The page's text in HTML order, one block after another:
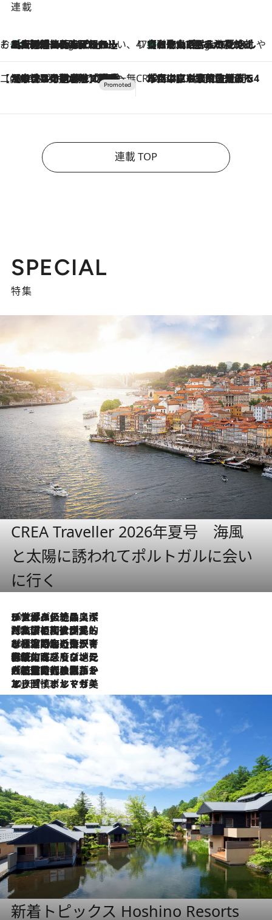
連載
そおだよおこの関西おいしい、おやつ紀行5 Hours Ago
［大阪府箕面市］一皿一皿目の前で仕上げられる、料理を巧みに組み込んだアシェットデセールコース「ミチル アシェット デセール（Michiru assiette dessert）」 47都道府県の手みやげ ひんやりスイーツで夏を満喫
5 Hours Ago
【和歌山県】この夏絶対食べたい 冷やしておいしいおやつ3選 みかんがごろっと丸ごと入ったジュレ
【CREA×星野リゾート】唯一無二。癒しと発見が待つ場所へ
2026.8.7
【トンボの足水浴】ヒノキの香りに包まれて涼感マックス！約13℃の湧水かけ流しを避暑地「星野温泉 トンボの湯」で体験 CREA'S CHOICE
2026.8.7
「立川にも歌舞伎があるんだよ」 片岡仁左衛門・市川中車ら豪華座組みで4年目の立川立飛歌舞伎へ
連載 TOP
SPECIAL
特集
CREA Traveller 2026年夏号 海風
と太陽に誘われてポルトガルに会い
に行く
2026.8.8
リスボンの絶品スイーツ「パステル・デ・ナタ」とは？ポルトガル伝統の奥深い世界へ
2026.7.27
「私の祖国はポルトガル語です」国民的詩人フェルナンド・ペソアと、彼が愛した文学の街を歩く
2026.7.26
ポルトガル近海が育む極上の海の幸。キリリと冷えた白ワインと愉しむ、シーフード専門店の贅沢
2026.7.22
伝統の味をモダンに昇華。高感度な地元客が集う、リスボンの最旬ガストロノミー
2026.7.21
大航海時代の栄華から、震災、独裁、そして革命へ。ポルトガル・首都リスボンの石畳に刻まれた「歴史の光と影」
2026.7.13
エッセイ・ヤマザキマリ「慎ましくも美しき国 ポルトガル」
新着トピックス Hoshino Resorts